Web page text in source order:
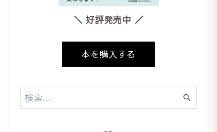
＼ 好評発売中 ／
本を購入する